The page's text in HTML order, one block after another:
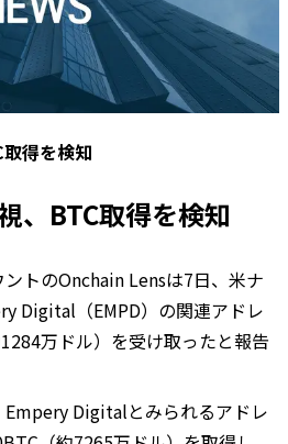
得を検知
、BTC取得を検知
トのOnchain Lensは7日、米ナ
Digital（EMPD）の関連アドレ
万ドル）を受け取ったと報告
Empery Digitalとみられるアドレ